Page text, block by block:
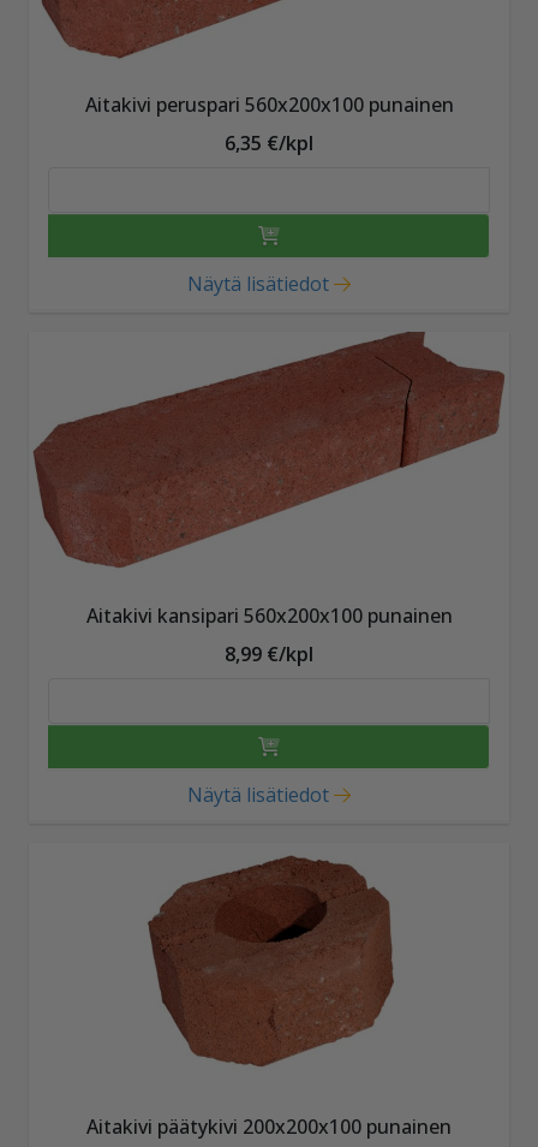
Aitakivi peruspari 560x200x100 punainen
6,35 €/kpl
Näytä lisätiedot
Aitakivi kansipari 560x200x100 punainen
8,99 €/kpl
Näytä lisätiedot
Aitakivi päätykivi 200x200x100 punainen